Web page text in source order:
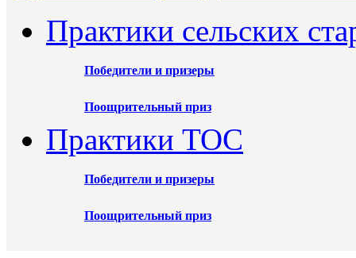
Практики сельских
Победители и призеры
Поощрительный приз
Практики ТОС
Победители и призеры
Поощрительный приз